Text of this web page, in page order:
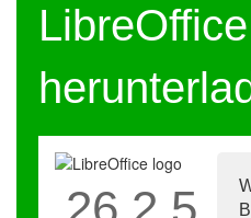
LibreOffice